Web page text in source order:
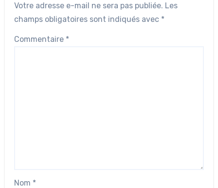
Votre adresse e-mail ne sera pas publiée. Les
champs obligatoires sont indiqués avec *
Commentaire *
Nom *